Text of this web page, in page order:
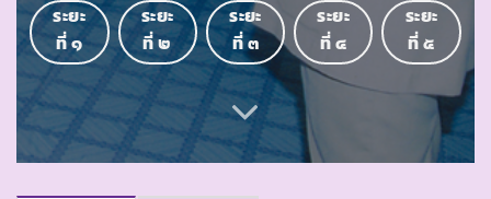
ระยะ
ที่ ๑
ระยะ
ที่ ๒
ระยะ
ที่ ๓
ระยะ
ที่ ๔
ระยะ
ที่ ๕